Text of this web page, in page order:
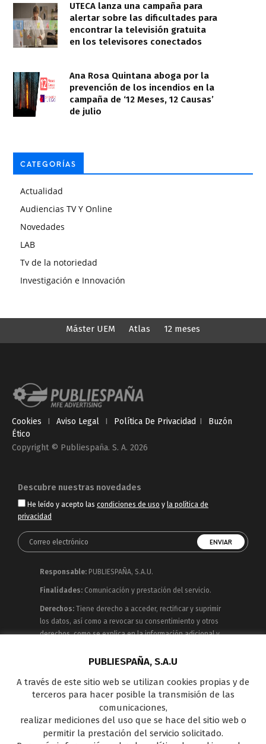
UTECA lanza una campaña para
alertar sobre las dificultades para
encontrar la televisión gratuita
en los televisores conectados
Ana Rosa Quintana aboga por la
prevención de los incendios en la
campaña de ‘12 Meses, 12 Causas’
de julio
CATEGORÍAS
Actualidad
Audiencias TV Y Online
Novedades
LAB
Tv de la notoriedad
Investigación e Innovación
Máster UEM Atlas 12 meses
Cookies I Aviso Legal I Política De Privacidad I
Buzón
Ético
Copyright © Publiespaña. S. A. 2026
Descubre nuestras novedades
He leído y acepto las condiciones de uso y la política de
privacidad
Responsable: PUBLIESPAÑA, S.A.U.
Finalidades: Comunicación y prestación del servicio.
Derechos: Tiene derecho a acceder, rectificar y suprimir
los datos, así como a revocar su consentimiento y otros
derechos, como se explica en la información adicional y
Publiespaña es empresa de Mediaset España
concesionaria del espacio publicitario de sus siete
canales en abierto: Telecinco, Cuatro, Factoría de Ficción,
Boing, Divinity , Energy y Be Mad, así como de una amplia
oferta en el panorama de medios y con una gran
PUBLIESPAÑA, S.A.U
A través de este sitio web se utilizan cookies propias y de
terceros para hacer posible la transmisión de las
comunicaciones,
realizar mediciones del uso que se hace del sitio web o
permitir la prestación del servicio solicitado.